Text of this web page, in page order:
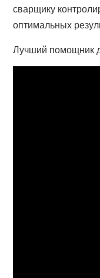
сварщику
оптимальных
Лучший помощник